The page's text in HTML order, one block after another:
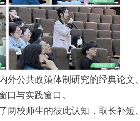
公共政策体制研究的经典论
口与实践窗口。
校师生的彼此认知，取长补